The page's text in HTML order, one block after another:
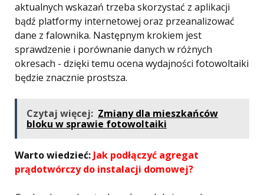
aktualnych wskazań trzeba skorzystać z aplikacji
bądź platformy internetowej oraz przeanalizować
dane z falownika. Następnym krokiem jest
sprawdzenie i porównanie danych w różnych
okresach - dzięki temu ocena wydajności fotowoltaiki
będzie znacznie prostsza.
Czytaj więcej: Zmiany dla mieszkańców
bloku w sprawie fotowoltaiki
Warto wiedzieć: Jak podłączyć agregat
prądotwórczy do instalacji domowej?